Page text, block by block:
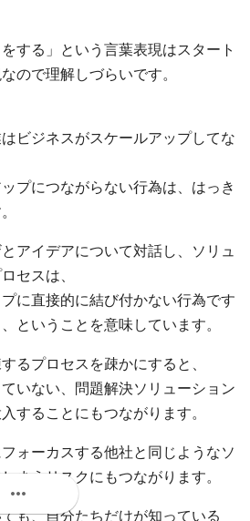
する」という言葉表現はスタート
ので理解しづらいです。
ビジネスがスケールアップしてな
プにつながらない行為は、はっき
アイデアについて対話し、ソリュ
セスは、
に直接的に結び付かない行為です
ということを意味しています。
るプロセスを疎かにすると、
いない、問題解決ソリューション
することにもつながります。
ォーカスする他社と同じようなソ
まうリスクにもつながります。
も、自分たちだけが知っている
more_horiz